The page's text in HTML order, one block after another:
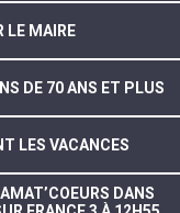
LE MAIRE
DE 70 ANS ET PLUS
LES VACANCES
DANS